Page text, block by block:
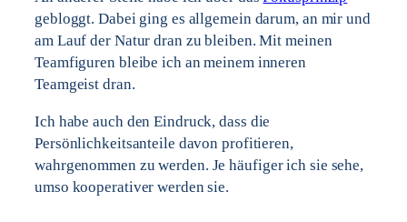
gebloggt. Dabei ging es allgemein darum, an mir und
am Lauf der Natur dran zu bleiben. Mit meinen
Teamfiguren bleibe ich an meinem inneren
Teamgeist dran.
Ich habe auch den Eindruck, dass die
Persönlichkeitsanteile davon profitieren,
wahrgenommen zu werden. Je häufiger ich sie sehe,
umso kooperativer werden sie.